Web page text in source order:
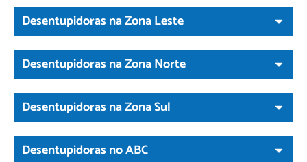
Desentupidoras na Zona Leste
Desentupidoras na Zona Norte
Desentupidoras na Zona Sul
Desentupidoras no ABC